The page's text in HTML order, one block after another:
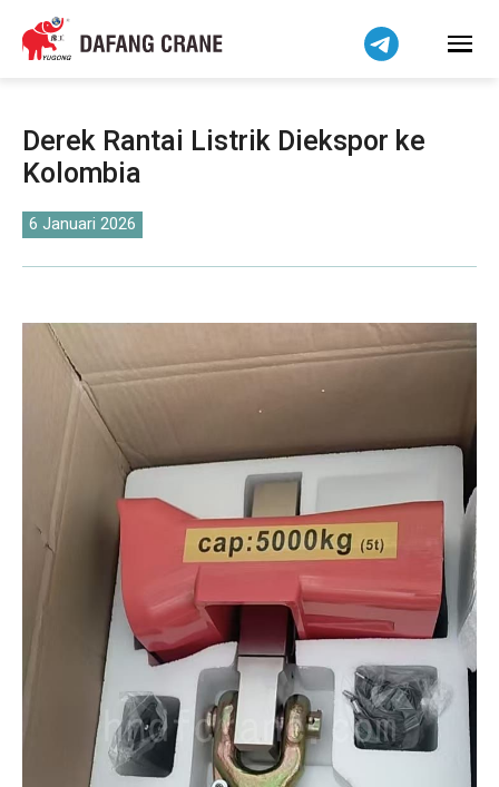
Derek Rantai Listrik Diekspor ke
Kolombia
6 Januari 2026
हिन्दी
Bahasa Melayu
বাংলা
فارسی
Pilipino
اردو
Čeština
Беларуская мова
Kiswahili
Dansk
O‘zbekcha